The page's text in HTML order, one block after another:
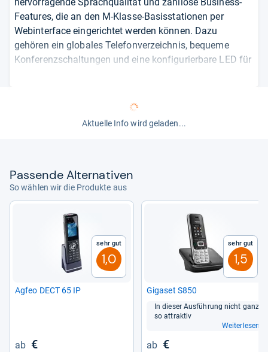
Features, die an den M-Klasse-Basisstationen per
Webinterface eingerichtet werden können. Dazu
gehören ein globales Telefonverzeichnis, bequeme
Konferenzschaltungen und eine konfigurierbare LED für
handelsübliche AAA-Batterie verwendet wird. Da aber
Telefons mit 7 Stunden klar unterdurchschnittlich.
Aktuelle Info wird geladen...
Pas­sende Alter­na­ti­ven
So wählen wir die Produkte aus
Sehr gut
1,0
Agfeo DECT 65 IP
€
Sehr gut
1,5
Giga­set S850
In die­ser Aus­füh­rung nicht ganz
so attrak­tiv
Weiterlesen
€